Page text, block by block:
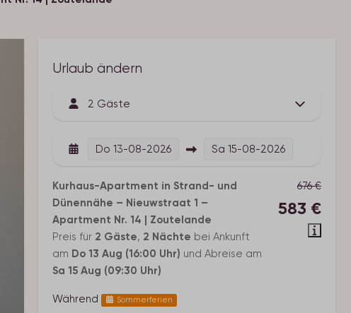
Urlaub ändern
2 Gäste
Do 13-08-2026 Sa 15-08-2026
676 €
583 €
Kurhaus-Apartment in Strand- und
Dünennähe – Nieuwstraat 1 –
Apartment Nr. 14 | Zoutelande
Preis für 2 Gäste, 2 Nächte bei Ankunft
am Do 13 Aug (16:00 Uhr) und Abreise am
Sa 15 Aug (09:30 Uhr)
Während Sommerferien